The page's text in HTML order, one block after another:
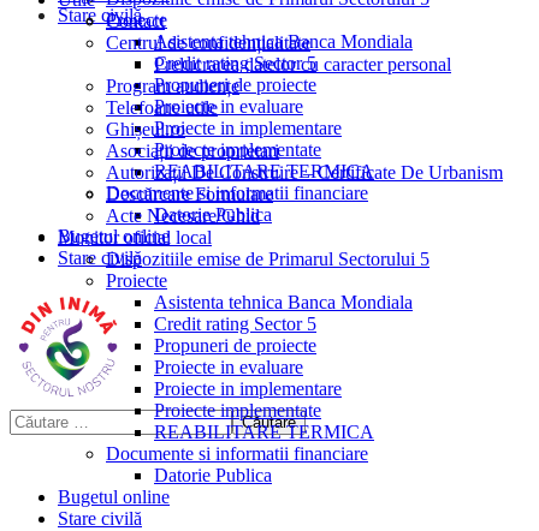
Stare civilă
Proiecte
Asistenta tehnica Banca Mondiala
Credit rating Sector 5
Propuneri de proiecte
Proiecte in evaluare
Proiecte in implementare
Proiecte implementate
REABILITARE TERMICA
Documente si informatii financiare
Datorie Publica
Bugetul online
Stare civilă
Contact
Centrul de confidențialitate
Prelucrarea datelor cu caracter personal
Program audiențe
Telefoane utile
Ghișeul.ro
Asociații de proprietari
Autorizații De Construire – Certificate De Urbanism
Descărcare Formulare
Acte Necesare/Ghid
Monitor oficial local
Dispozitiile emise de Primarul Sectorului 5
Proiecte
Asistenta tehnica Banca Mondiala
Credit rating Sector 5
Propuneri de proiecte
Proiecte in evaluare
Proiecte in implementare
Proiecte implementate
REABILITARE TERMICA
Documente si informatii financiare
Datorie Publica
Bugetul online
Stare civilă